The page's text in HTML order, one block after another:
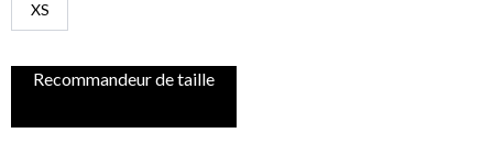
XS
Recommandeur de taille